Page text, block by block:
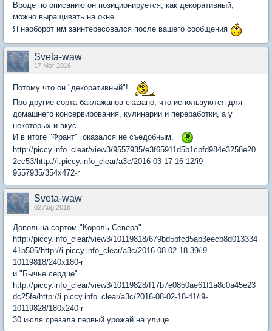
Вроде по описанию он позиционируется, как декоративный,
можно выращивать на окне.
Я наоборот им заинтересовался после вашего сообщения
Sveta-waw
17 Mar 2016
Потому что он "декоративный"!
Про другие сорта баклажанов сказано, что используются для
домашнего консервирования, кулинарии и переработки, а у
некоторых и вкус.
И в итоге "Франт" оказался не съедобным.
http://piccy.info_clear/view3/9557935/e3f65911d5b1cbfd984e3258e20
2cc53/http://i.piccy.info_clear/a3c/2016-03-17-16-12/i9-
9557935/354x472-r
Sveta-waw
02 Aug 2016
Довольна сортом "Король Севера"
http://piccy.info_clear/view3/10119818/679bd5bfcd5ab3eecb8d013334
41b505/http://i.piccy.info_clear/a3c/2016-08-02-18-39/i9-
10119818/240x180-r
и "Бычье сердце".
http://piccy.info_clear/view3/10119828/f17b7e0850ae61f1a8c0a45e23
dc25fe/http://i.piccy.info_clear/a3c/2016-08-02-18-41/i9-
10119828/180x240-r
30 июля срезала первый урожай на улице.